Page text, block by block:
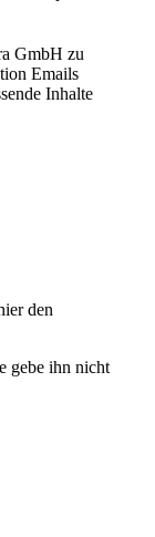
GmbH zu
Emails
Inhalte
den
gebe ihn nicht